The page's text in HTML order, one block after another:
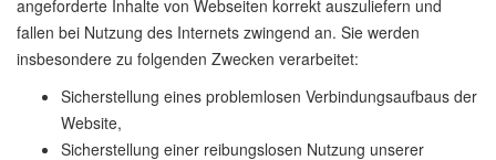
angeforderte Inhalte von Webseiten korrekt auszuliefern und
fallen bei Nutzung des Internets zwingend an. Sie werden
insbesondere zu folgenden Zwecken verarbeitet:
Sicherstellung eines problemlosen Verbindungsaufbaus der
Website,
Sicherstellung einer reibungslosen Nutzung unserer